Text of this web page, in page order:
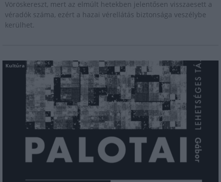
Vöröskereszt, mert az elmúlt hetekben jelentősen visszaesett a
véradók száma, ezért a hazai vérellátás biztonsága veszélybe
kerülhet.
Kultúra